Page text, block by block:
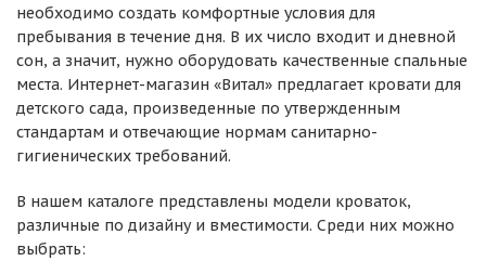
необходимо создать комфортные условия для
пребывания в течение дня. В их число входит и дневной
сон, а значит, нужно оборудовать качественные спальные
места. Интернет-магазин «Витал» предлагает кровати для
детского сада, произведенные по утвержденным
стандартам и отвечающие нормам санитарно-
гигиенических требований.
В нашем каталоге представлены модели кроваток,
различные по дизайну и вместимости. Среди них можно
выбрать: